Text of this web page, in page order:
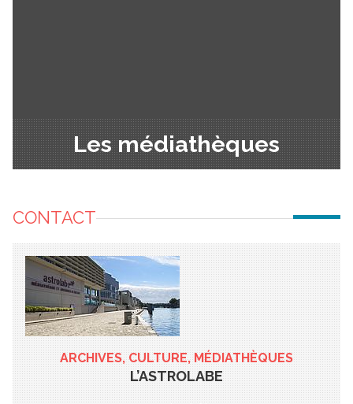
Les médiathèques
CONTACT
ARCHIVES, CULTURE, MÉDIATHÈQUES
L’ASTROLABE